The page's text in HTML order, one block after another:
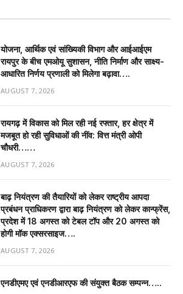
योजना, आर्थिक एवं सांख्यिकी विभाग और आईआईएम
रायपुर के बीच एमओयू सुशासन, नीति निर्माण और साक्ष्य-
आधारित निर्णय प्रणाली को मिलेगा बढ़ावा….
AUGUST 7, 2026
रायगढ़ में विकास को मिल रही नई रफ्तार, हर क्षेत्र में
मजबूत हो रही सुविधाओं की नींव: वित्त मंत्री ओपी
चौधरी……
AUGUST 7, 2026
बाढ़ नियंत्रण की तैयारियों को लेकर राष्ट्रीय आपदा
प्रबंधन प्राधिकरण द्वारा बाढ़ नियंत्रण को लेकर कान्फ्रेंस,
प्रदेश में 18 अगस्त को टेबल टॉप और 20 अगस्त को
होगी मॉक एक्सरसाइज….
AUGUST 7, 2026
एनडीएमए एवं एनडीआरएफ की संयुक्त बैठक सम्पन्न…..